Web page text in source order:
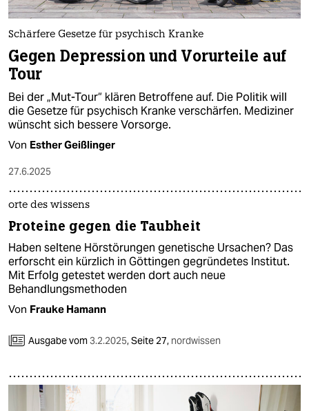
Schärfere Gesetze für psychisch Kranke
Gegen Depression und Vorurteile auf
Tour
Bei der „Mut-Tour“ klären Betroffene auf. Die Politik will
die Gesetze für psychisch Kranke verschärfen. Mediziner
wünscht sich bessere Vorsorge.
Von Esther Geißlinger
27.6.2025
orte des wissens
Proteine gegen die Taubheit
Haben seltene Hörstörungen genetische Ursachen? Das
erforscht ein kürzlich in Göttingen gegründetes Institut.
Mit Erfolg getestet werden dort auch neue
Behandlungsmethoden
Von Frauke Hamann
Ausgabe vom3.2.2025,Seite 27, nordwissen